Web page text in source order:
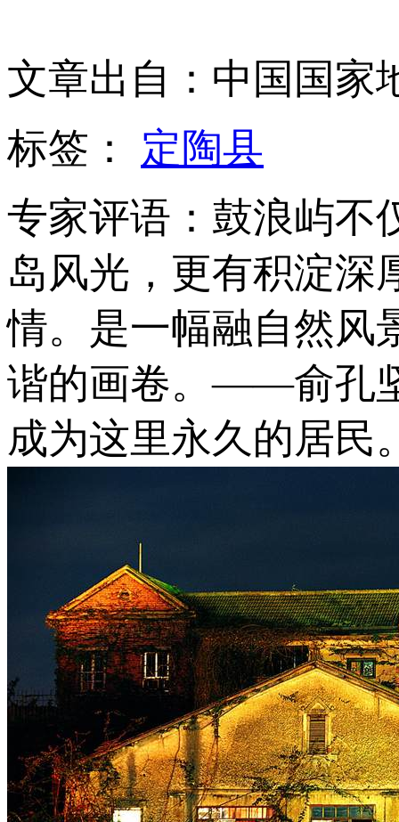
文章出自：中国国家
标签： 定陶县
专家评语：鼓浪屿不
岛风光，更有积淀深
情。是一幅融自然风
谐的画卷。——俞孔
成为这里永久的居